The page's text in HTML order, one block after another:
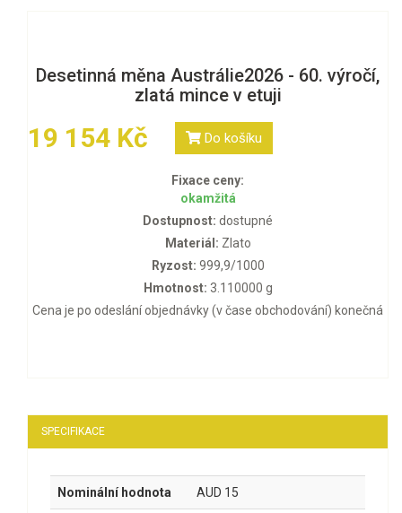
Desetinná měna Austrálie2026 - 60. výročí,
zlatá mince v etuji
19 154 Kč Do košíku
Fixace ceny:
okamžitá
Dostupnost: dostupné
Materiál: Zlato
Ryzost: 999,9/1000
Hmotnost: 3.110000 g
Cena je po odeslání objednávky (v čase obchodování) konečná
SPECIFIKACE
Nominální hodnota AUD 15